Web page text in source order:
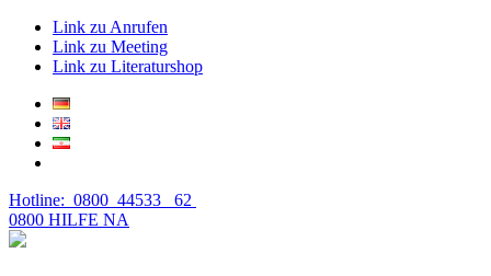
Link zu Anrufen
Link zu Meeting
Link zu Literaturshop
Hotline: 0800 44533 62
0800 HILFE NA